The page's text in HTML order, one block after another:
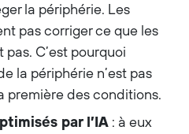
la périphérie. Les
pas corriger ce que les
C’est pourquoi
la périphérie n’est pas
première des conditions.
par l’IA : à eux